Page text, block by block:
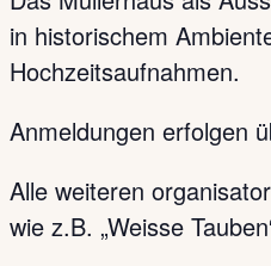
in historischem
Hochzeitsaufnahmen.
Anmeldungen erfolgen
Alle weiteren
wie z.B. „Weisse